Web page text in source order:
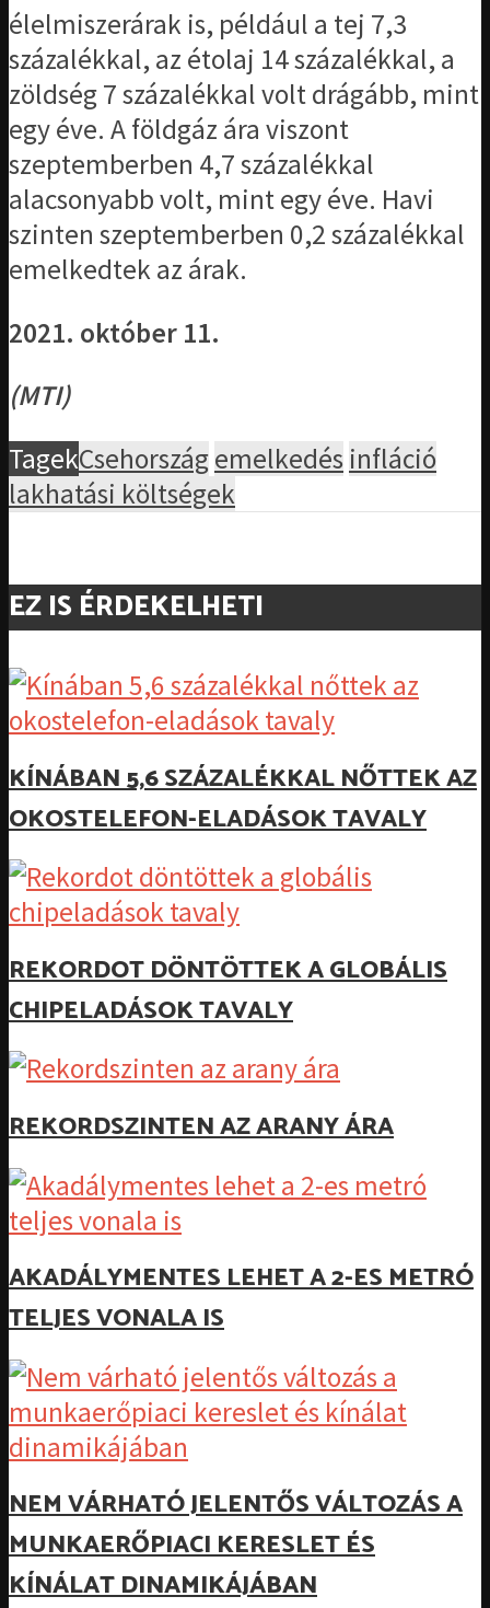
élelmiszerárak is, például a tej 7,3
százalékkal, az étolaj 14 százalékkal, a
zöldség 7 százalékkal volt drágább, mint
egy éve. A földgáz ára viszont
szeptemberben 4,7 százalékkal
alacsonyabb volt, mint egy éve. Havi
szinten szeptemberben 0,2 százalékkal
emelkedtek az árak.
2021. október 11.
(MTI)
TagekCsehországemelkedés infláció
lakhatási költségek
EZ IS ÉRDEKELHETI
KÍNÁBAN 5,6 SZÁZALÉKKAL NŐTTEK AZ
OKOSTELEFON-ELADÁSOK TAVALY
REKORDOT DÖNTÖTTEK A GLOBÁLIS
CHIPELADÁSOK TAVALY
REKORDSZINTEN AZ ARANY ÁRA
AKADÁLYMENTES LEHET A 2-ES METRÓ
TELJES VONALA IS
NEM VÁRHATÓ JELENTŐS VÁLTOZÁS A
MUNKAERŐPIACI KERESLET ÉS
KÍNÁLAT DINAMIKÁJÁBAN